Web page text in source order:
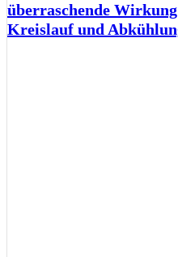
überraschende
Kreislauf und